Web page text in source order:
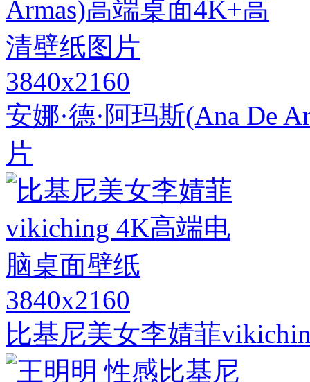
3840x2160
安娜·德·阿玛斯(Ana De
片
3840x2160
比基尼美女李婧菲